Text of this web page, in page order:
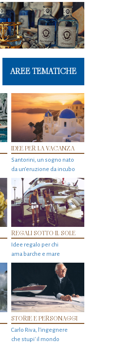
AREE TEMATICHE
IDEE PER LA VACANZA
Santorini, un sogno nato
da un’eruzione da incubo
REGALI SOTTO IL SOLE
Idee regalo per chi
ama barche e mare
STORIE E PERSONAGGI
Carlo Riva, l’ingegnere
che stupi' il mondo